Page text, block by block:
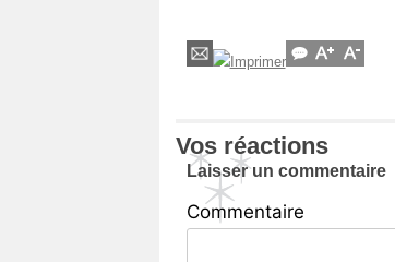
Vos réactions
Laisser un commentaire
Commentaire